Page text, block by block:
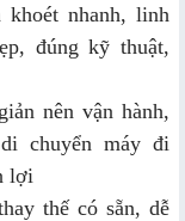
khoét nhanh, linh
đúng kỹ thuật,
nên vận hành,
chuyển máy đi
lợi
thế có sẵn, dễ